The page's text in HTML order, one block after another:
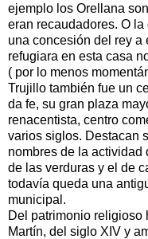
ejemplo los Orellana
eran recaudadores. O
una concesión del rey
refugiara en esta casa
( por lo menos
Trujillo también fue un
da fe, su gran plaza
renacentista, centro
varios siglos. Destacan
nombres de la actividad
de las verduras y el de
todavía queda una
municipal.
Del patrimonio religioso
Martín, del siglo XIV y